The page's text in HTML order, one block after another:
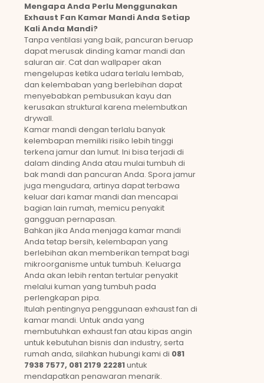
Mengapa Anda Perlu Menggunakan
Exhaust Fan Kamar Mandi Anda Setiap
Kali Anda Mandi?
Tanpa ventilasi yang baik, pancuran beruap
dapat merusak dinding kamar mandi dan
saluran air. Cat dan wallpaper akan
mengelupas ketika udara terlalu lembab,
dan kelembaban yang berlebihan dapat
menyebabkan pembusukan kayu dan
kerusakan struktural karena melembutkan
drywall.
Kamar mandi dengan terlalu banyak
kelembapan memiliki risiko lebih tinggi
terkena jamur dan lumut. Ini bisa terjadi di
dalam dinding Anda atau mulai tumbuh di
bak mandi dan pancuran Anda. Spora jamur
juga mengudara, artinya dapat terbawa
keluar dari kamar mandi dan mencapai
bagian lain rumah, memicu penyakit
gangguan pernapasan.
Bahkan jika Anda menjaga kamar mandi
Anda tetap bersih, kelembapan yang
berlebihan akan memberikan tempat bagi
mikroorganisme untuk tumbuh. Keluarga
Anda akan lebih rentan tertular penyakit
melalui kuman yang tumbuh pada
perlengkapan pipa.
Itulah pentingnya penggunaan exhaust fan di
kamar mandi. Untuk anda yang
membutuhkan exhaust fan atau kipas angin
untuk kebutuhan bisnis dan industry, serta
rumah anda, silahkan hubungi kami di 081
7938 7577, 081 2179 22281untuk
mendapatkan penawaran menarik.